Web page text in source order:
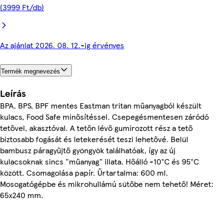
(3999 Ft/db)
Az ajánlat 2026. 08. 12.-ig érvényes
Termék megnevezés
Leírás
BPA, BPS, BPF mentes Eastman tritan műanyagból készült
kulacs, Food Safe minősítéssel. Csepegésmentesen záródó
tetővel, akasztóval. A tetőn lévő gumirozott rész a tető
biztosabb fogását és letekerését teszi lehetővé. Belül
bambusz páragyűjtő gyöngyök találhatóak, így az új
kulacsoknak sincs "műanyag" illata. Hőálló -10°C és 95°C
között. Csomagolása papír. Űrtartalma: 600 ml.
Mosogatógépbe és mikrohullámú sütőbe nem tehető! Méret:
65x240 mm.